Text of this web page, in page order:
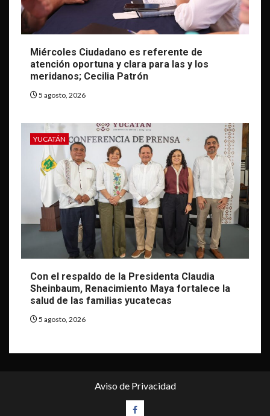
Miércoles Ciudadano es referente de
atención oportuna y clara para las y los
meridanos; Cecilia Patrón
5 agosto, 2026
YUCATÁN
Con el respaldo de la Presidenta Claudia
Sheinbaum, Renacimiento Maya fortalece la
salud de las familias yucatecas
5 agosto, 2026
Aviso de Privacidad
Facebook